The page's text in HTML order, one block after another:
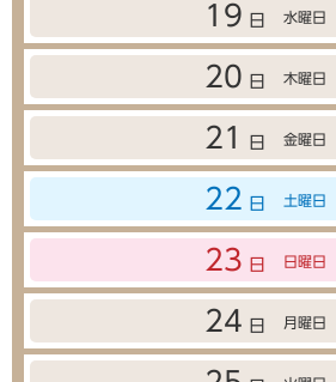
19 日 水曜日
20 日 木曜日
21 日 金曜日
22 日 土曜日
23 日 日曜日
24 日 月曜日